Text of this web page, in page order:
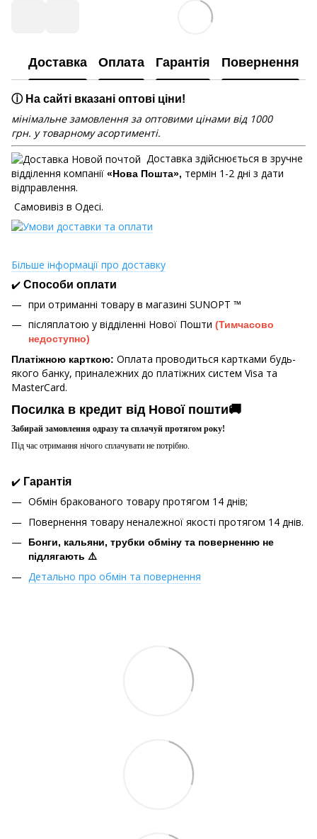
Доставка Оплата Гарантія Повернення
ⓘ На сайті вказані оптові ціни!
мінімальне замовлення за оптовими цінами від 1000
грн. у товарному асортименті.
Доставка здійснюється в зручне
відділення компанії «Нова Пошта», термін 1-2 дні з дати
відправлення.
Самовивіз в Одесі.
Більше інформації про доставку
✔️ Способи оплати
при отриманні товару в магазині SUNOPT ™
післяплатою у відділенні Нової Пошти (Тимчасово
недоступно)
Платіжною карткою: Оплата проводиться картками будь-
якого банку, приналежних до платіжних систем Visa та
MasterCard.
Посилка в кредит від Нової пошти🚚
Забирай замовлення одразу та сплачуй протягом року!
Під час отримання нічого сплачувати не потрібно.
✔️ Гарантія
Обмін бракованого товару протягом 14 днів;
Повернення товару неналежної якості протягом 14 днів.
Бонги, кальяни, трубки обміну та поверненню не
підлягають ⚠️
Детально про обмін та повернення